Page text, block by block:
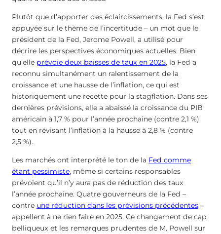
Plutôt que d’apporter des éclaircissements, la Fed s’est
appuyée sur le thème de l’incertitude – un mot que le
président de la Fed, Jerome Powell, a utilisé pour
décrire les perspectives économiques actuelles. Bien
qu’elle prévoie deux baisses de taux en 2025, la Fed a
reconnu simultanément un ralentissement de la
croissance et une hausse de l’inflation, ce qui est
historiquement une recette pour la stagflation. Dans ses
dernières prévisions, elle a abaissé la croissance du PIB
américain à 1,7 % pour l’année prochaine (contre 2,1 %)
tout en révisant l’inflation à la hausse à 2,8 % (contre
2,5 %).
Les marchés ont interprété le ton de la Fed comme
étant pessimiste, même si certains responsables
prévoient qu’il n’y aura pas de réduction des taux
l’année prochaine. Quatre gouverneurs de la Fed –
contre une réduction dans les prévisions précédentes –
appellent à ne rien faire en 2025. Ce changement de cap
belliqueux et les remarques prudentes de M. Powell sur